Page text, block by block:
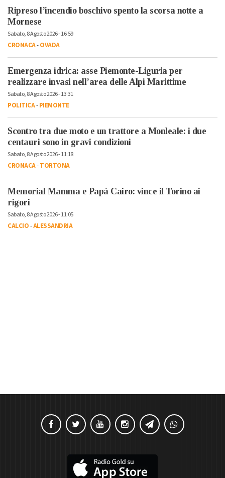
Ripreso l’incendio boschivo spento la scorsa notte a
Mornese
Sabato, 8 Agosto 2026 - 16:59
CRONACA-OVADA
Emergenza idrica: asse Piemonte-Liguria per
realizzare invasi nell’area delle Alpi Marittime
Sabato, 8 Agosto 2026 - 13:31
POLITICA-PIEMONTE
Scontro tra due moto e un trattore a Monleale: i due
centauri sono in gravi condizioni
Sabato, 8 Agosto 2026 - 11:18
CRONACA-TORTONA
Memorial Mamma e Papà Cairo: vince il Torino ai
rigori
Sabato, 8 Agosto 2026 - 11:05
CALCIO-ALESSANDRIA